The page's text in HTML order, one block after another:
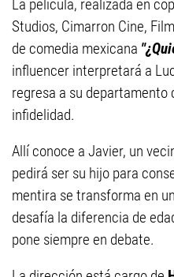
La película, realizada en
Studios, Cimarron Cine,
de comedia mexicana
influencer interpretará a
regresa a su
infidelidad.
Allí conoce a Javier, un
pedirá ser su hijo para
mentira se transforma en
desafía la diferencia de
pone siempre en debate.